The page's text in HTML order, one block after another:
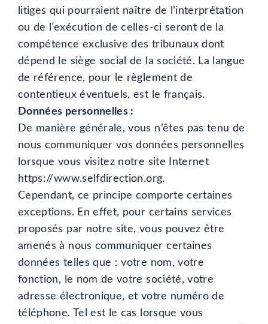
litiges qui pourraient naître de l’interprétation
ou de l’exécution de celles-ci seront de la
compétence exclusive des tribunaux dont
dépend le siège social de la société. La langue
de référence, pour le règlement de
contentieux éventuels, est le français.
Données personnelles :
De manière générale, vous n’êtes pas tenu de
nous communiquer vos données personnelles
lorsque vous visitez notre site Internet
https://www.selfdirection.org.
Cependant, ce principe comporte certaines
exceptions. En effet, pour certains services
proposés par notre site, vous pouvez être
amenés à nous communiquer certaines
données telles que : votre nom, votre
fonction, le nom de votre société, votre
adresse électronique, et votre numéro de
téléphone. Tel est le cas lorsque vous